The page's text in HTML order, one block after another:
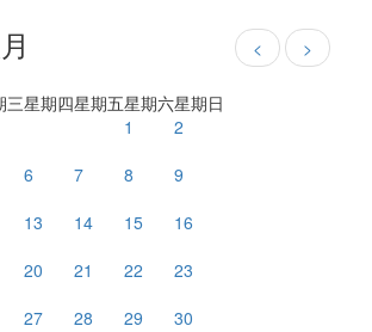
< >
三星期四星期五星期六星期日
1
2
6 7 8
9
13 14 15
16
20 21 22
23
27 28 29
30